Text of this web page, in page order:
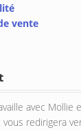
vente
avec Mollie
redirigera